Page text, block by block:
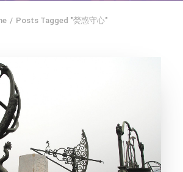
Posts Tagged "熒惑守心"